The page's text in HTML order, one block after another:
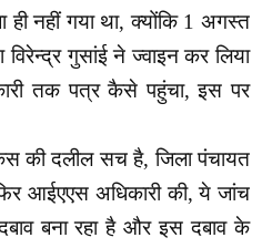
नहीं गया था, क्योंकि 1 अगस्त
गुसांई ने ज्वाइन कर लिया
तक पत्र कैसे पहुंचा, इस पर
की दलील सच है, जिला पंचायत
आईएएस अधिकारी की, ये जांच
बना रहा है और इस दबाव के